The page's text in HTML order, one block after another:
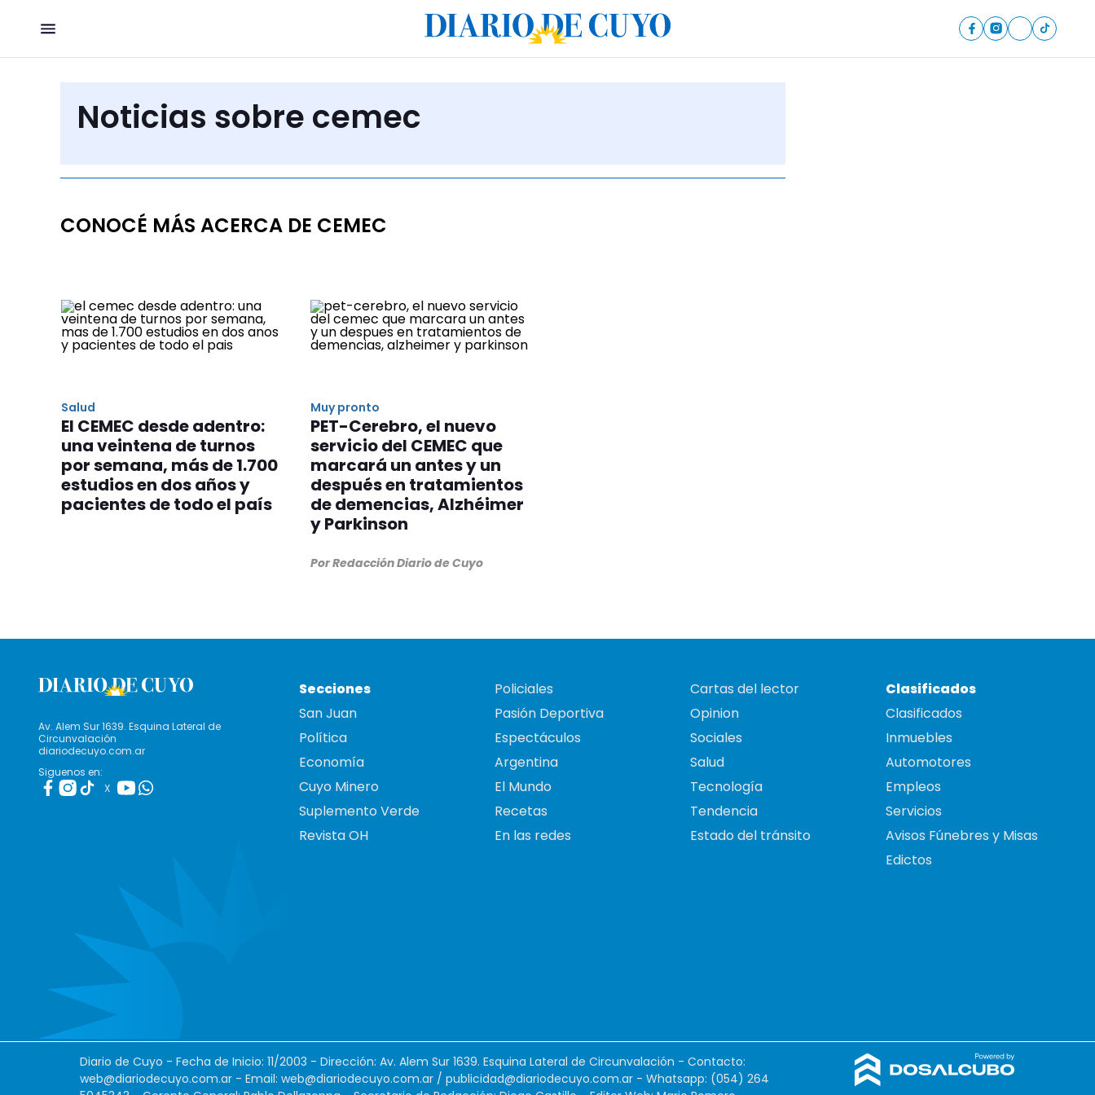
Noticias sobre cemec
CONOCÉ MÁS ACERCA DE CEMEC
Salud
El CEMEC desde adentro:
una veintena de turnos
por semana, más de 1.700
estudios en dos años y
pacientes de todo el país
Muy pronto
PET-Cerebro, el nuevo
servicio del CEMEC que
marcará un antes y un
después en tratamientos
de demencias, Alzhéimer
y Parkinson
Por Redacción Diario de Cuyo
Av. Alem Sur 1639. Esquina Lateral de
Circunvalación
diariodecuyo.com.ar
Siguenos en:
X
Secciones
San Juan
Política
Economía
Cuyo Minero
Suplemento Verde
Revista OH
Policiales
Pasión Deportiva
Espectáculos
Argentina
El Mundo
Recetas
En las redes
Cartas del lector
Opinion
Sociales
Salud
Tecnología
Tendencia
Estado del tránsito
Clasificados
Clasificados
Inmuebles
Automotores
Empleos
Servicios
Avisos Fúnebres y Misas
Edictos
Diario de Cuyo - Fecha de Inicio: 11/2003 - Dirección: Av. Alem Sur 1639. Esquina Lateral de Circunvalación - Contacto:
web@diariodecuyo.com.ar - Email: web@diariodecuyo.com.ar / publicidad@diariodecuyo.com.ar - Whatsapp: (054) 264